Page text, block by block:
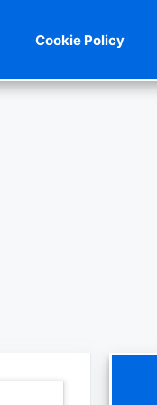
Cookie Policy